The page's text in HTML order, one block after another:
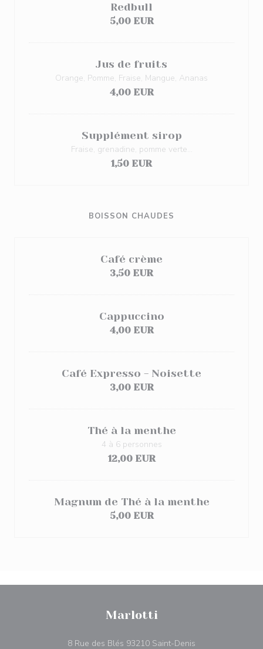
Redbull
5,00 EUR
Jus de fruits
Orange, Pomme, Fraise, Mangue, Ananas
4,00 EUR
Supplément sirop
Fraise, grenadine, pomme verte...
1,50 EUR
BOISSON CHAUDES
Café crème
3,50 EUR
Cappuccino
4,00 EUR
Café Expresso - Noisette
3,00 EUR
Thé à la menthe
4 à 6 personnes
12,00 EUR
Magnum de Thé à la menthe
5,00 EUR
Marlotti
8 Rue des Blés 93210 Saint-Denis